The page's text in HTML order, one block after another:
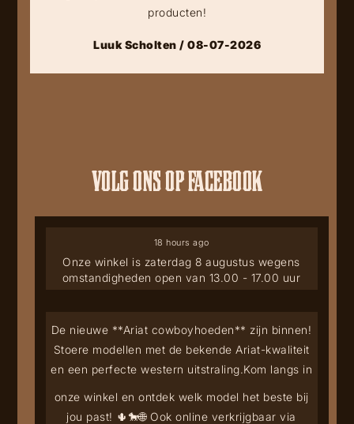
producten!
Luuk Scholten / 08-07-2026
VOLG ONS OP FACEBOOK
Onze winkel is zaterdag 8 augustus wegens
omstandigheden open van 13.00 - 17.00 uur
18 hours ago
De nieuwe **Ariat cowboyhoeden** zijn binnen!
Stoere modellen met de bekende Ariat-kwaliteit
en een perfecte western uitstraling.Kom langs in
onze winkel en ontdek welk model het beste bij
jou past! 🌵🐎🌐 Ook online verkrijgbaar via